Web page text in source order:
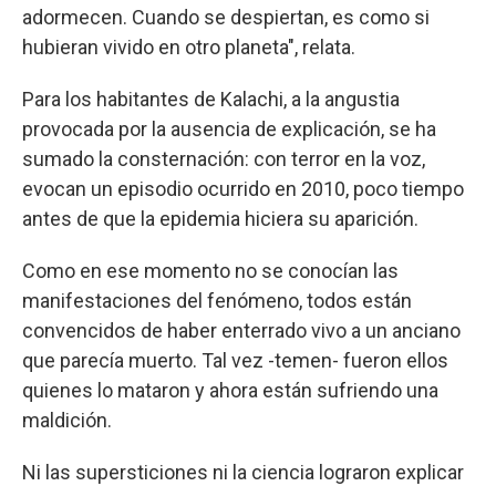
adormecen. Cuando se despiertan, es como si
hubieran vivido en otro planeta", relata.
Para los habitantes de Kalachi, a la angustia
provocada por la ausencia de explicación, se ha
sumado la consternación: con terror en la voz,
evocan un episodio ocurrido en 2010, poco tiempo
antes de que la epidemia hiciera su aparición.
Como en ese momento no se conocían las
manifestaciones del fenómeno, todos están
convencidos de haber enterrado vivo a un anciano
que parecía muerto. Tal vez -temen- fueron ellos
quienes lo mataron y ahora están sufriendo una
maldición.
Ni las supersticiones ni la ciencia lograron explicar